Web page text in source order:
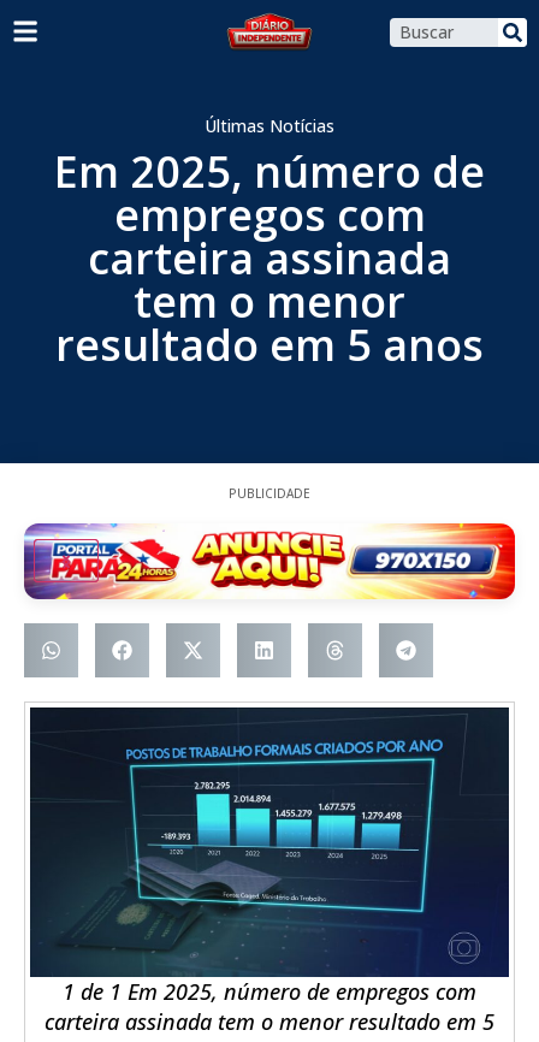
Últimas Notícias
Em 2025, número de
empregos com
carteira assinada
tem o menor
resultado em 5 anos
PUBLICIDADE
1 de 1 Em 2025, número de empregos com
carteira assinada tem o menor resultado em 5